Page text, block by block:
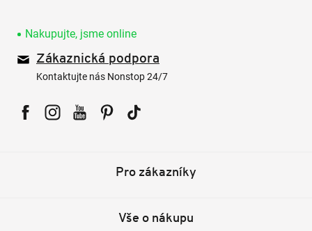
Nakupujte, jsme online
Zákaznická podpora
Kontaktujte nás Nonstop 24/7
Pro zákazníky
Vše o nákupu